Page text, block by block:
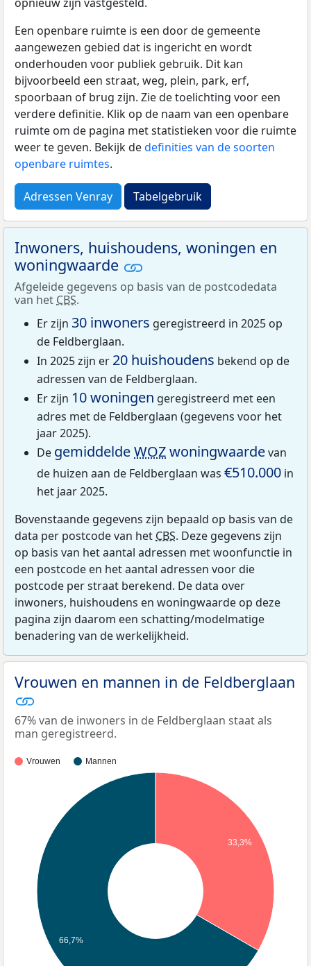
Een openbare ruimte is een door de gemeente
aangewezen gebied dat is ingericht en wordt
onderhouden voor publiek gebruik. Dit kan
bijvoorbeeld een straat, weg, plein, park, erf,
spoorbaan of brug zijn. Zie de toelichting voor een
verdere definitie. Klik op de naam van een openbare
ruimte om de pagina met statistieken voor die ruimte
weer te geven. Bekijk dedefinities van de soorten
openbare ruimtes.
Adressen Venray Tabelgebruik
Inwoners, huishoudens, woningen en
woningwaarde
Afgeleide gegevens op basis van de postcodedata
van het CBS.
Er zijn 30 inwoners geregistreerd in 2025 op
de Feldberglaan.
In 2025 zijn er 20 huishoudens bekend op de
adressen van de Feldberglaan.
Er zijn 10 woningen geregistreerd met een
adres met de Feldberglaan (gegevens voor het
jaar 2025).
De gemiddeldeWOZwoningwaardevan
de huizen aan de Feldberglaan was €510.000 in
het jaar 2025.
Bovenstaande gegevens zijn bepaald op basis van de
data per postcode van het CBS. Deze gegevens zijn
op basis van het aantal adressen met woonfunctie in
een postcode en het aantal adressen voor die
postcode per straat berekend. De data over
inwoners, huishoudens en woningwaarde op deze
pagina zijn daarom een schatting/modelmatige
benadering van de werkelijkheid.
Vrouwen en mannen in de Feldberglaan
67% van de inwoners in de Feldberglaan staat als
man geregistreerd.
Vrouwen Mannen
33,3%
66,7%